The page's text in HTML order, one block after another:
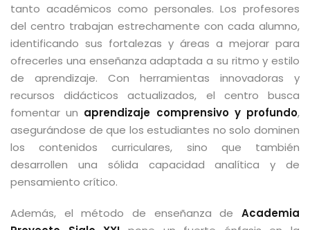
tanto académicos como personales. Los profesores
del centro trabajan estrechamente con cada alumno,
identificando sus fortalezas y áreas a mejorar para
ofrecerles una enseñanza adaptada a su ritmo y estilo
de aprendizaje. Con herramientas innovadoras y
recursos didácticos actualizados, el centro busca
fomentar un aprendizaje comprensivo y profundo,
asegurándose de que los estudiantes no solo dominen
los contenidos curriculares, sino que también
desarrollen una sólida capacidad analítica y de
pensamiento crítico.
Además, el método de enseñanza de Academia